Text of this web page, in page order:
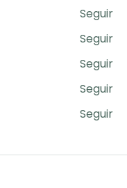
Seguir
Seguir
Seguir
Seguir
Seguir